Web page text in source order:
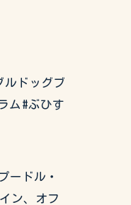
ルドッグブ
ム#ぶひす
ードル・
ン、オフ